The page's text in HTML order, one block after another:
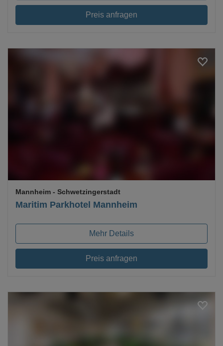
Preis anfragen
Maritim Parkhotel Mannheim
Mannheim - Schwetzingerstadt
Mehr Details
Preis anfragen